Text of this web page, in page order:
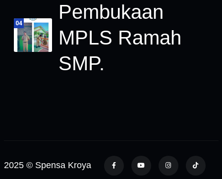
04
Pembukaan
MPLS Ramah
SMP.
2025 © Spensa Kroya